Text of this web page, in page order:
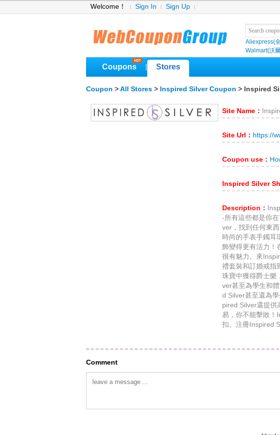
Welcome！ Sign In Sign Up
Aliexpress(
Walmart(沃
Coupons Stores
Coupon > All Stores > Inspired Silver Coupon > Inspired
Site Name：
Site Url： https://
Coupon use：
Inspired Silver
Description：
-所有這些都是你
ver，找到任何東
時尚的手表手鐲耳
飾變得更有活力！
很有魅力。來
禮套裝和訂婚戒指
珠寶中獲得爵士樂
ver甚至為學生和
d Silver甚至還為
pired Silver還提供
易，你不能擊敗！
扣。注冊Inspired
Comment